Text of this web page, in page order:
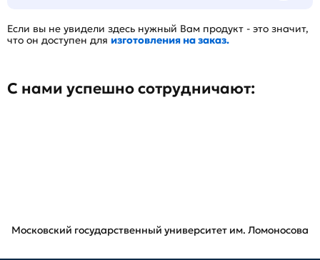
Если вы не увидели здесь нужный Вам продукт - это значит,
что он доступен для изготовления на заказ.
С нами успешно сотрудничают:
Московский государственный университет им. Ломоносова